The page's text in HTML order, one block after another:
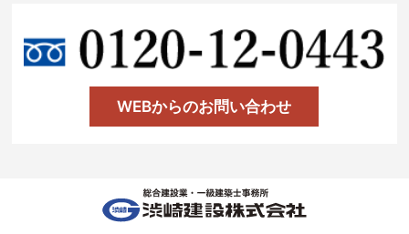
WEBからのお問い合わせ